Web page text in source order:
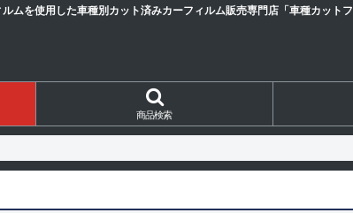
ムを使用した車種別カット済みカーフィルム販売専門店「車種カット
商品検索